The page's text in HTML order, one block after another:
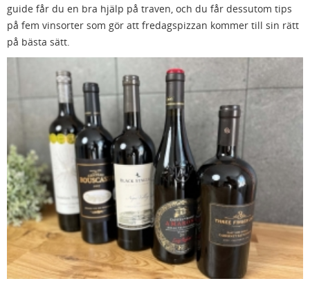
guide får du en bra hjälp på traven, och du får dessutom tips
på fem vinsorter som gör att fredagspizzan kommer till sin rätt
på bästa sätt.